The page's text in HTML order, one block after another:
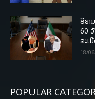
ອີຣາ
60
ລະເ
18/
POPULAR